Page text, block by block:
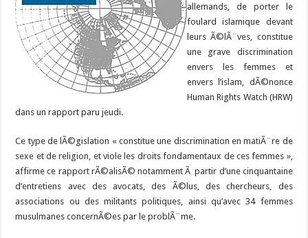
allemands, de porter le
foulard islamique devant
leurs Ã©lÃ¨ves, constitue
une grave discrimination
envers les femmes et
envers l’islam, dÃ©nonce
Human Rights Watch (HRW)
dans un rapport paru jeudi.
Ce type de lÃ©gislation « constitue une discrimination en matiÃ¨re de
sexe et de religion, et viole les droits fondamentaux de ces femmes »,
affirme ce rapport rÃ©alisÃ© notamment Ã partir d’une cinquantaine
d’entretiens avec des avocats, des Ã©lus, des chercheurs, des
associations ou des militants politiques, ainsi qu’avec 34 femmes
musulmanes concernÃ©es par le problÃ¨me.